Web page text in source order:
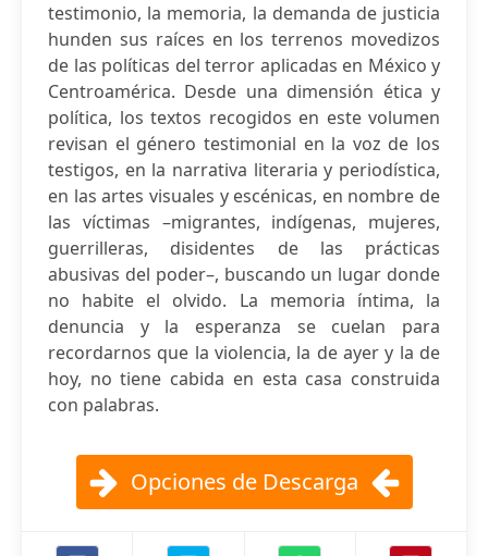
testimonio, la memoria, la demanda de justicia
hunden sus raíces en los terrenos movedizos
de las políticas del terror aplicadas en México y
Centroamérica. Desde una dimensión ética y
política, los textos recogidos en este volumen
revisan el género testimonial en la voz de los
testigos, en la narrativa literaria y periodística,
en las artes visuales y escénicas, en nombre de
las víctimas –migrantes, indígenas, mujeres,
guerrilleras, disidentes de las prácticas
abusivas del poder–, buscando un lugar donde
no habite el olvido. La memoria íntima, la
denuncia y la esperanza se cuelan para
recordarnos que la violencia, la de ayer y la de
hoy, no tiene cabida en esta casa construida
con palabras.
Opciones de Descarga